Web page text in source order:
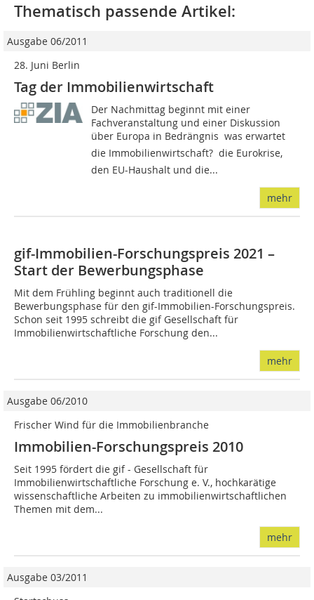
Thematisch passende Artikel:
Ausgabe 06/2011
28. Juni Berlin
Tag der Immobilienwirtschaft
Der Nachmittag beginnt mit einer
Fachveranstaltung und einer Diskussion
über Europa in Bedrängnis  was erwartet
die Immobilienwirtschaft?  die Eurokrise,
den EU-Haushalt und die...
mehr
gif-Immobilien-Forschungspreis 2021 –
Start der Bewerbungsphase
Mit dem Frühling beginnt auch traditionell die
Bewerbungsphase für den gif-Immobilien-Forschungspreis.
Schon seit 1995 schreibt die gif Gesellschaft für
Immobilienwirtschaftliche Forschung den...
mehr
Ausgabe 06/2010
Frischer Wind für die Immobilienbranche
Immobilien-Forschungspreis 2010
Seit 1995 fördert die gif - Gesellschaft für
Immobilienwirtschaftliche Forschung e. V., hochkarätige
wissenschaftliche Arbeiten zu immobilienwirtschaftlichen
Themen mit dem...
mehr
Ausgabe 03/2011